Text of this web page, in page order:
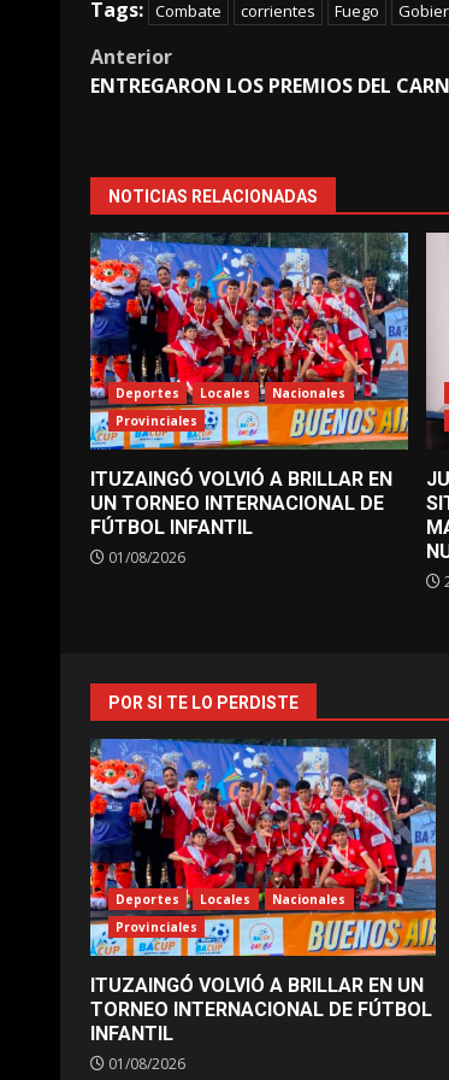
Tags: Combate corrientes Fuego
Post
Anterior
ENTREGARON LOS PREMIOS DEL
NOTICIAS RELACIONADAS
Deportes Locales
Nacionales
Provinciales
ITUZAINGÓ VOLVIÓ A BRILLAR EN
UN TORNEO INTERNACIONAL DE
FÚTBOL INFANTIL
01/08/2026
POR SI TE LO PERDISTE
Deportes Locales
Nacionales
Provinciales
ITUZAINGÓ VOLVIÓ A BRILLAR EN UN
TORNEO INTERNACIONAL DE FÚTBOL
INFANTIL
01/08/2026